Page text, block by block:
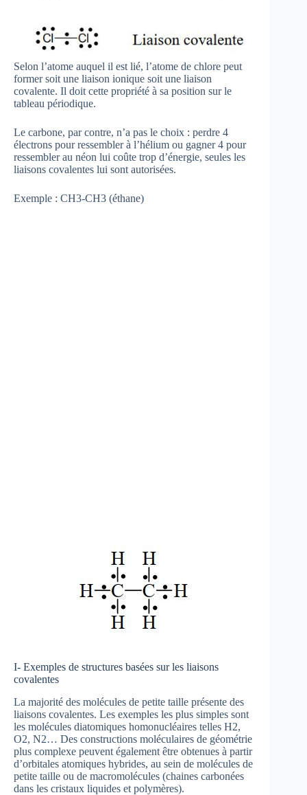
Selon l’atome auquel il est lié, l’atome de chlore peut
former soit une liaison ionique soit une liaison
covalente. Il doit cette propriété à sa position sur le
tableau périodique.
Le carbone, par contre, n’a pas le choix : perdre 4
électrons pour ressembler à l’hélium ou gagner 4 pour
ressembler au néon lui coûte trop d’énergie, seules les
liaisons covalentes lui sont autorisées.
Exemple : CH3-CH3 (éthane)
I- Exemples de structures basées sur les liaisons
covalentes
La majorité des molécules de petite taille présente des
liaisons covalentes. Les exemples les plus simples sont
les molécules diatomiques homonucléaires telles H2,
O2, N2… Des constructions moléculaires de géométrie
plus complexe peuvent également être obtenues à partir
d’orbitales atomiques hybrides, au sein de molécules de
petite taille ou de macromolécules (chaines carbonées
dans les cristaux liquides et polymères).